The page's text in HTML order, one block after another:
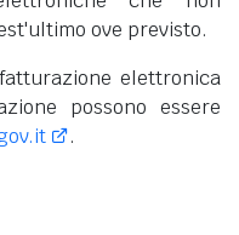
ove previsto.
elettronica
possono essere
.